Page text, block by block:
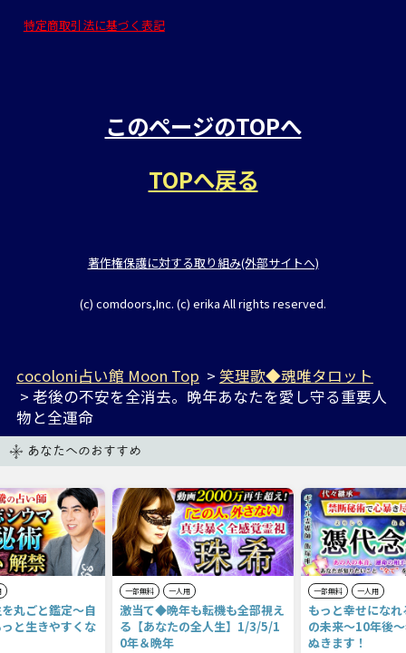
特定商取引法に基づく表記
このページのTOPへ
TOPへ戻る
著作権保護に対する取り組み(外部サイトへ)
(c) comdoors,Inc. (c) erika All rights reserved.
cocoloni占い館 Moon Top > 笑理歌◆魂唯タロット
> 老後の不安を全消去。晩年あなたを愛し守る重要人
物と全運命
あなたへのおすすめ
丸ごと鑑定〜自
と生きやすくな
一部無料 一人用
激当て◆晩年も転機も全部視え
る【あなたの全人生】1/3/5/1
0年＆晩年
一部無料 一人用
もっと幸せにな
の未来〜10年後
ぬきます！